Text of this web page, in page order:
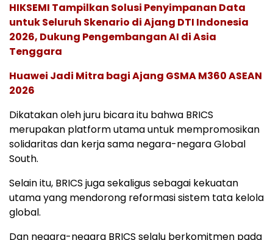
HIKSEMI Tampilkan Solusi Penyimpanan Data
untuk Seluruh Skenario di Ajang DTI Indonesia
2026, Dukung Pengembangan AI di Asia
Tenggara
Huawei Jadi Mitra bagi Ajang GSMA M360 ASEAN
2026
Dikatakan oleh juru bicara itu bahwa BRICS
merupakan platform utama untuk mempromosikan
solidaritas dan kerja sama negara-negara Global
South.
Selain itu, BRICS juga sekaligus sebagai kekuatan
utama yang mendorong reformasi sistem tata kelola
global.
Dan negara-negara BRICS selalu berkomitmen pada